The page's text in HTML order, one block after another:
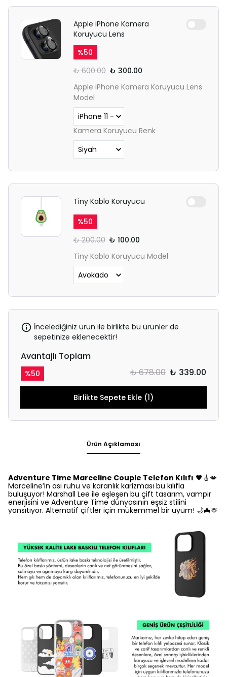
Apple iPhone Kamera
Koruyucu Lens
%50
₺ 600.00 ₺ 300.00
Apple iPhone Kamera Koruyucu Lens
Model
Kamera Koruyucu Renk
Tiny Kablo Koruyucu
%50
₺ 200.00 ₺ 100.00
Tiny Kablo Koruyucu Model
İncelediğiniz ürün ile birlikte bu ürünler de
sepetinize eklenecektir!
Avantajlı Toplam
%50 ₺ 678.00 ₺ 339.00
Birlikte Sepete Ekle (1)
Ürün Açıklaması
Adventure Time Marceline Couple Telefon Kılıfı 🖤🎸💋
Marceline’in asi ruhu ve karanlık karizması bu kılıfla
buluşuyor! Marshall Lee ile eşleşen bu çift tasarım, vampir
enerjisini ve Adventure Time dünyasının eşsiz stilini
yansıtıyor. Alternatif çiftler için mükemmel bir uyum! 🌙🦇🫶